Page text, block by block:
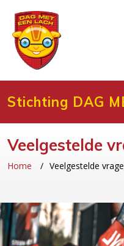
Stichting DAG
Veelgestelde
Home Veelgestelde